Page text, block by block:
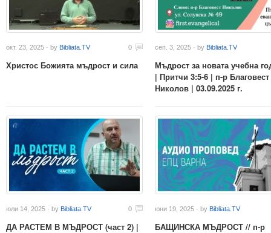
окт. 23, 2025 · by Bibliata.TV 0
Христос Божията мъдрост и сила
сеп. 3, 2025 · by Bibliata.TV
Мъдрост за новата учебна
| Притчи 3:5-6 | п-р Благовест
Николов | 03.09.2025 г.
юли 14, 2025 · by Bibliata.TV 0
ДА РАСТЕМ В МЪДРОСТ (част 2) |
юни 19, 2025 · by Bibliata.TV
БАЩИНСКА МЪДРОСТ // п-р